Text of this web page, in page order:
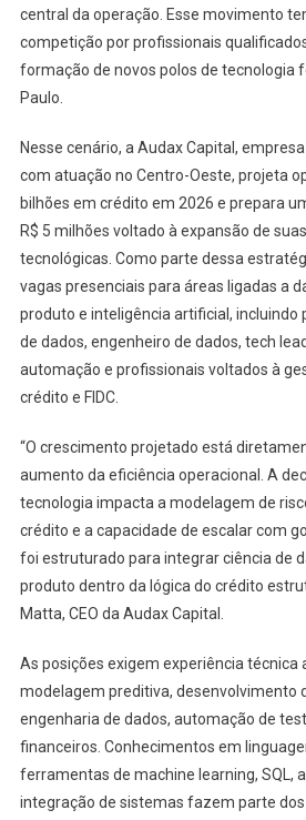
central da operação. Esse movimento
competição por profissionais
formação de novos polos de tecnologia
Paulo.
Nesse cenário, a Audax Capital,
com atuação no Centro-Oeste, projeta
bilhões em crédito em 2026 e prepara
R$ 5 milhões voltado à expansão de
tecnológicas. Como parte dessa
vagas presenciais para áreas ligadas a
produto e inteligência artificial, incluindo
de dados, engenheiro de dados, tech
automação e profissionais voltados à
crédito e FIDC.
“O crescimento projetado está
aumento da eficiência operacional. A
tecnologia impacta a modelagem de
crédito e a capacidade de escalar com
foi estruturado para integrar ciência de
produto dentro da lógica do crédito
Matta, CEO da Audax Capital.
As posições exigem experiência técnica
modelagem preditiva, desenvolvimento
engenharia de dados, automação de
financeiros. Conhecimentos em
ferramentas de machine learning, SQL,
integração de sistemas fazem parte